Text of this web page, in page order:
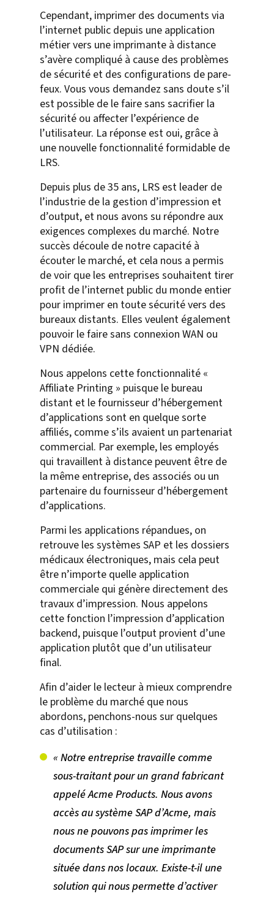
Cependant, imprimer des documents via
l’internet public depuis une application
métier vers une imprimante à distance
s’avère compliqué à cause des problèmes
de sécurité et des configurations de pare-
feux. Vous vous demandez sans doute s’il
est possible de le faire sans sacrifier la
sécurité ou affecter l’expérience de
l’utilisateur. La réponse est oui, grâce à
une nouvelle fonctionnalité formidable de
LRS.
Depuis plus de 35 ans, LRS est leader de
l’industrie de la gestion d’impression et
d’output, et nous avons su répondre aux
exigences complexes du marché. Notre
succès découle de notre capacité à
écouter le marché, et cela nous a permis
de voir que les entreprises souhaitent tirer
profit de l’internet public du monde entier
pour imprimer en toute sécurité vers des
bureaux distants. Elles veulent également
pouvoir le faire sans connexion WAN ou
VPN dédiée.
Nous appelons cette fonctionnalité «
Affiliate Printing » puisque le bureau
distant et le fournisseur d’hébergement
d’applications sont en quelque sorte
affiliés, comme s’ils avaient un partenariat
commercial. Par exemple, les employés
qui travaillent à distance peuvent être de
la même entreprise, des associés ou un
partenaire du fournisseur d’hébergement
d’applications.
Parmi les applications répandues, on
retrouve les systèmes SAP et les dossiers
médicaux électroniques, mais cela peut
être n’importe quelle application
commerciale qui génère directement des
travaux d’impression. Nous appelons
cette fonction l’impression d’application
backend, puisque l’output provient d’une
application plutôt que d’un utilisateur
final.
Afin d’aider le lecteur à mieux comprendre
le problème du marché que nous
abordons, penchons-nous sur quelques
cas d’utilisation :
« Notre entreprise travaille comme
sous-traitant pour un grand fabricant
appelé Acme Products. Nous avons
accès au système SAP d’Acme, mais
nous ne pouvons pas imprimer les
documents SAP sur une imprimante
située dans nos locaux. Existe-t-il une
solution qui nous permette d’activer